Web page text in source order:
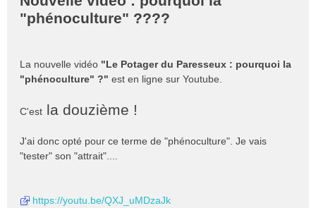
s
s
n
o
l
"phénoculture" ????
La nouvelle vidéo "Le Potager du Paresseux : pourquoi la
"phénoculture" ?" est en ligne sur Youtube.
C'est la douzième !
J'ai donc opté pour ce terme de "phénoculture". Je vais
"tester" son "attrait"....
https://youtu.be/QXJ_uMDzaJk